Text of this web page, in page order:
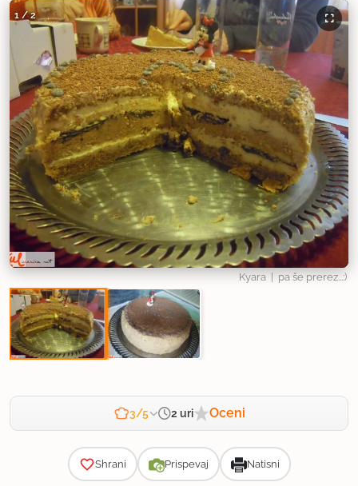
1 /2
Kyara | pa še prerez...:)
3/5 2 uri Oceni
Shrani Prispevaj Natisni